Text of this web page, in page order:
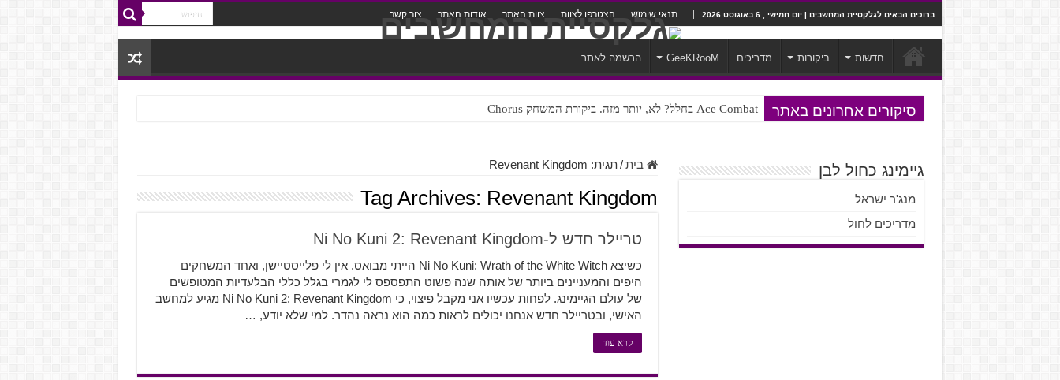
ברוכים הבאים לגלקסיית המחשבים | יום חמישי , 6 באוגוסט 2026 תנאי שימוש הצטרפו לצוות צוות האתר אודות האתר צור קשר
חדשות ביקורות מדריכים GeeKRooM הרשמה לאתר
סיקורים אחרונים באתר Ace Combat בחלל? לא, יותר מזה. ביקורת המשחק Chorus
Steven Universe והשירים שתורגמו בצורה נוראית לעברית
בית / תגית: Revenant Kingdom
Tag Archives: Revenant Kingdom
טריילר חדש ל-Ni No Kuni 2: Revenant Kingdom
כשיצא Ni No Kuni: Wrath of the White Witch הייתי מבואס. אין לי פלייסטיישן, ואחד המשחקים
היפים והמעניינים ביותר של אותה שנה פשוט התפספס לי לגמרי בגלל כללי הבלעדיות המטופשים
של עולם הגיימינג. לפחות עכשיו אני מקבל פיצוי, כי Ni No Kuni 2: Revenant Kingdom מגיע למחשב
האישי, ובטריילר חדש אנחנו יכולים לראות כמה הוא נראה נהדר. למי שלא יודע, …
קרא עוד
גיימינג כחול לבן
מנג'ר ישראל
מדריכים לחול